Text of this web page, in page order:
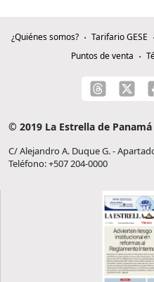
¿Quiénes somos? Tarifario GESE
Puntos de venta
© 2019 La Estrella de Panamá
C/ Alejandro A. Duque G. -
Teléfono: +507 204-0000